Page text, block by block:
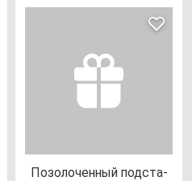
Позо­ло­чен­ный под­ста­